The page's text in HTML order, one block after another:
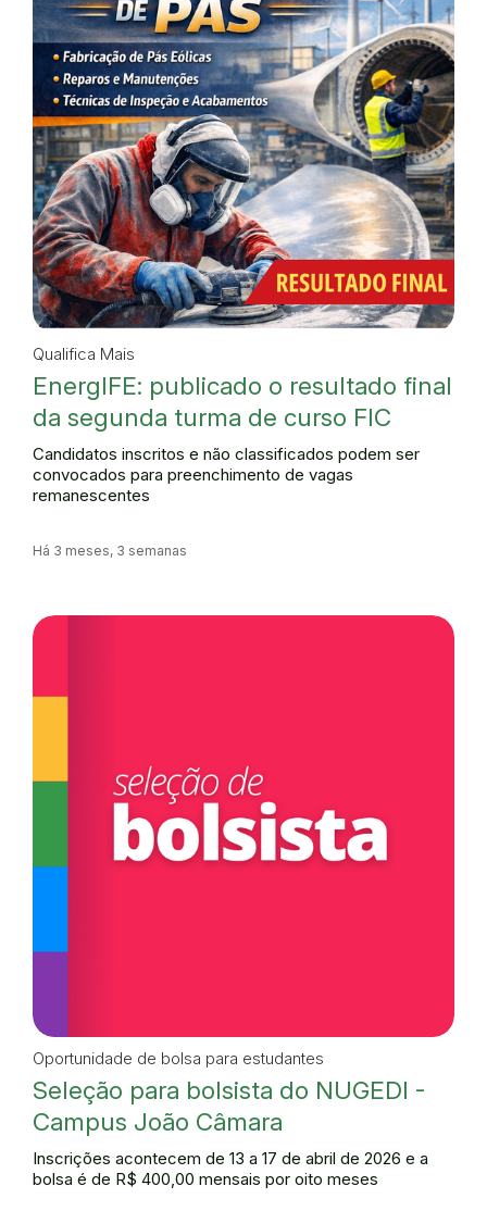
Qualifica Mais
EnergIFE: publicado o resultado final
da segunda turma de curso FIC
Candidatos inscritos e não classificados podem ser
convocados para preenchimento de vagas
remanescentes
Há 3 meses, 3 semanas
Oportunidade de bolsa para estudantes
Seleção para bolsista do NUGEDI -
Campus João Câmara
Inscrições acontecem de 13 a 17 de abril de 2026 e a
bolsa é de R$ 400,00 mensais por oito meses